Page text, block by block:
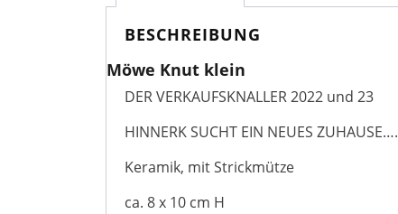
BESCHREIBUNG
Möwe Knut klein
DER VERKAUFSKNALLER 2022 und 23
HINNERK SUCHT EIN NEUES ZUHAUSE….
Keramik, mit Strickmütze
ca. 8 x 10 cm H